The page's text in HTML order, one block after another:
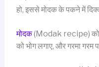
हो, इससे मोदक के पकने में
मोदक(Modak recipe) को
को भोग लगाए, और गरमा गरम